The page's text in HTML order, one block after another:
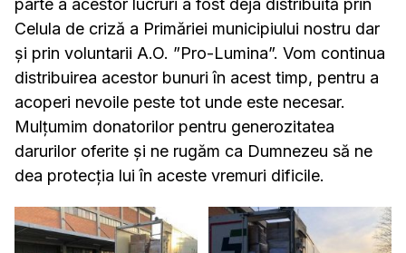
parte a acestor lucruri a fost deja distribuită prin
Celula de criză a Primăriei municipiului nostru dar
și prin voluntarii A.O. ”Pro-Lumina”. Vom continua
distribuirea acestor bunuri în acest timp, pentru a
acoperi nevoile peste tot unde este necesar.
Mulțumim donatorilor pentru generozitatea
darurilor oferite și ne rugăm ca Dumnezeu să ne
dea protecția lui în aceste vremuri dificile.